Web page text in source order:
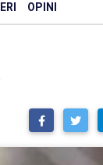
OPINI